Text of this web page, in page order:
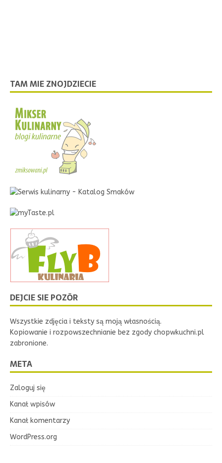
TAM MIE ZNOJDZIECIE
DEJCIE SIE POZŌR
Wszystkie zdjęcia i teksty są moją własnością.
Kopiowanie i rozpowszechnianie bez zgody chopwkuchni.pl
zabronione.
META
Zaloguj się
Kanał wpisów
Kanał komentarzy
WordPress.org